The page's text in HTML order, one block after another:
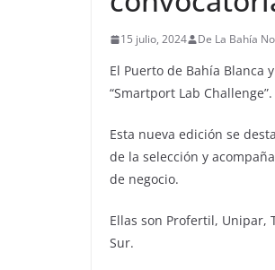
15 julio, 2024 De La Bahía
El Puerto de Bahía
“Smartport Lab Challenge”.
Esta nueva edición se
de la selección y
de negocio.
Ellas son Profertil, Unipar,
Sur.